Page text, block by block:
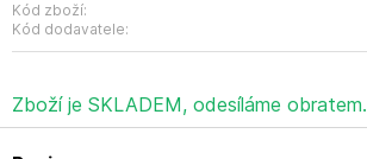
Kód zboží:
Kód dodavatele:
Zboží je SKLADEM, odesíláme obratem.